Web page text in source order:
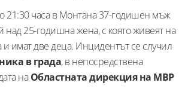
21:30 часа в Монтана 37-годишен мъж
над 25-годишна жена, с която живеят на
имат две деца. Инцидентът се случил
в града, в непосредствена
наОбластната дирекция на МВР